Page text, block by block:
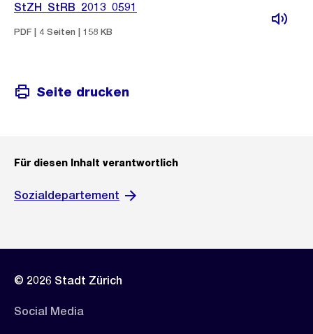
StZH_StRB_2013_0591
PDF | 4 Seiten | 158 KB
Seite drucken
Für diesen Inhalt verantwortlich
Sozialdepartement
© 2026 Stadt Zürich
Social Media